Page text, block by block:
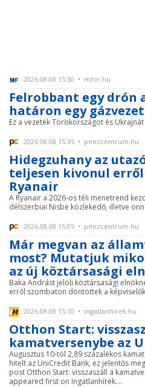
2026.08.08 15:50 • mfor.hu
Felrobbant egy drón
határon egy
Ez a vezeték Törökországot és
2026.08.08 15:35 • penzcentrum.hu
Hidegzuhany az
teljesen kivonul
Ryanair
A Ryanair a 2026-os téli menetrend
délszerbiai Nisbe közlekedő, illetve
2026.08.08 15:05 • penzcentrum.hu
Már megvan az
most? Mutatjuk
az új köztársasági
Baka Andrást jelöli köztársasági
erről szombaton döntöttek a
2026.08.08 15:10 • ingatlanhirek.hu
Otthon Start:
kamatversenybe az
Augusztus 10-tól 2,89 százalékos
hitelt az UniCredit Bank, ez jelentős
post Otthon Start: visszaszáll a
appeared first on Ingatlanhírek....